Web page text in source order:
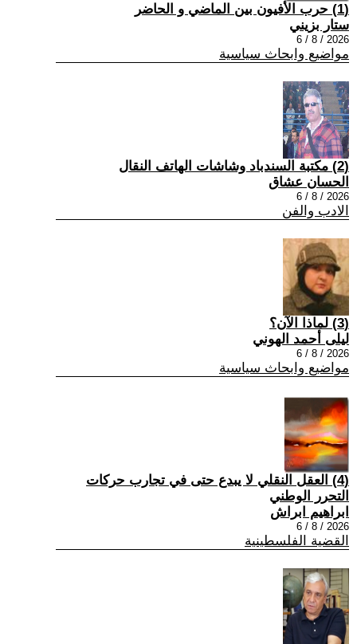
(1) حرب الأفيون بين الماضي و الحاضر
ستار بزيني
2026 / 8 / 6
مواضيع وابحاث سياسية
(2) مكتبة السندباد وشاشات الهاتف النقال
الحسان عشاق
2026 / 8 / 6
الادب والفن
(3) لماذا الآن؟
ليلى أحمد الهوني
2026 / 8 / 6
مواضيع وابحاث سياسية
(4) العقل النقلي لا يبدع حتى في تجارب حركات
التحرر الوطني
ابراهيم ابراش
2026 / 8 / 6
القضية الفلسطينية